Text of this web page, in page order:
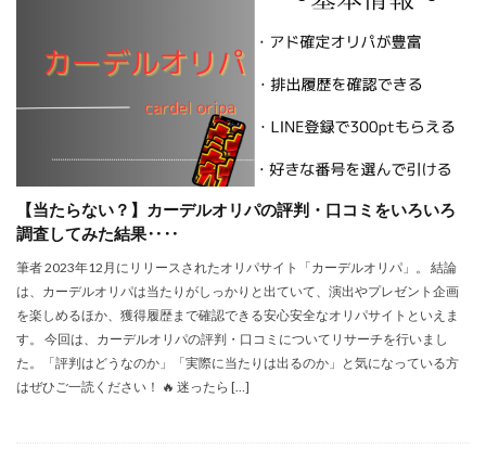
【当たらない？】カーデルオリパの評判・口コミをいろいろ
調査してみた結果‥‥
筆者 2023年12月にリリースされたオリパサイト「カーデルオリパ」。 結論
は、カーデルオリパは当たりがしっかりと出ていて、演出やプレゼント企画
を楽しめるほか、獲得履歴まで確認できる安心安全なオリパサイトといえま
す。 今回は、カーデルオリパの評判・口コミについてリサーチを行いまし
た。「評判はどうなのか」「実際に当たりは出るのか」と気になっている方
はぜひご一読ください！ 🔥 迷ったら […]